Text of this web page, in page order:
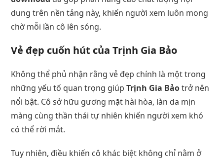
dung trên nền tảng này, khiến người xem luôn mong
chờ mỗi lần cô lên sóng.
Vẻ đẹp cuốn hút của Trịnh Gia Bảo
Không thể phủ nhận rằng vẻ đẹp chính là một trong
những yếu tố quan trọng giúpTrịnh Gia Bảotrở nên
nổi bật. Cô sở hữu gương mặt hài hòa, làn da mịn
màng cùng thần thái tự nhiên khiến người xem khó
có thể rời mắt.
Tuy nhiên, điều khiến cô khác biệt không chỉ nằm ở